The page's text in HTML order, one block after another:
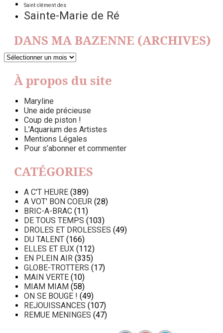
Saint clément des
Sainte-Marie de Ré
DANS MA BAZENNE (ARCHIVES)
DANS
BAZENNE
(ARCHIVES)
À propos du site
Maryline
Une aide précieuse
Coup de piston !
L’Aquarium des Artistes
Mentions Légales
Pour s’abonner et commenter
CATÉGORIES
A C'T HEURE (389)
A VOT' BON COEUR (28)
BRIC-A-BRAC (11)
DE TOUS TEMPS (103)
DROLES ET DROLESSES (49)
DU TALENT (166)
ELLES ET EUX (112)
EN PLEIN AIR (335)
GLOBE-TROTTERS (17)
MAIN VERTE (10)
MIAM MIAM (58)
ON SE BOUGE ! (49)
REJOUISSANCES (107)
REMUE MENINGES (47)